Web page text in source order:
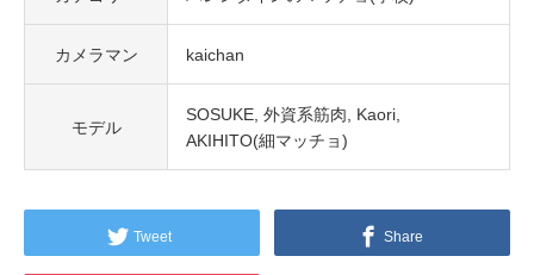
カメラマン kaichan
モデル
SOSUKE 外資系筋肉
Kaori
AKIHITO(細マッチョ)
Tweet Share